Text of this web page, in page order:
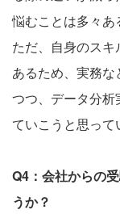
悩むことは多々あ
ただ、自身のス
あるため、実務
つつ、データ分
ていこうと思って
Q4：会社からの
うか？